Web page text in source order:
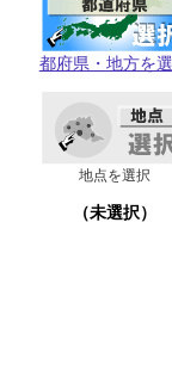
都府県・地方を
地点を選択
（未選択）